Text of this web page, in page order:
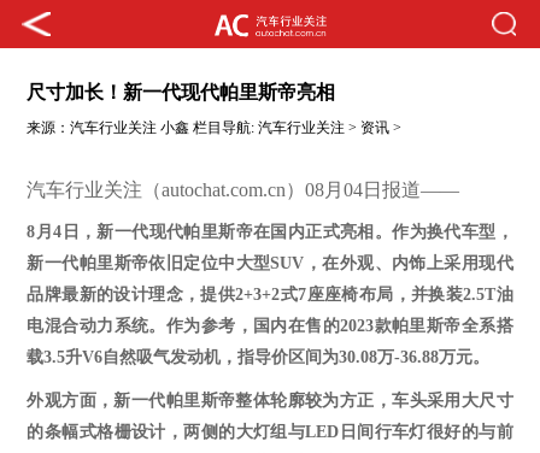
尺寸加长！新一代现代帕里斯帝亮相
来源：汽车行业关注 小鑫 栏目导航:汽车行业关注 > 资讯 >
汽车行业关注（autochat.com.cn）08月04日报道——
8月4日，新一代现代帕里斯帝在国内正式亮相。作为换代车型，
新一代帕里斯帝依旧定位中大型SUV，在外观、内饰上采用现代
品牌最新的设计理念 ，提供2+3+2式7座座椅布局，并换装2.5T油
电混合动力系统。作为参考，国内在售的2023款帕里斯帝全系搭
载3.5升V6自然吸气发动机，指导价区间为30.08万-36.88万元。
外观方面，新一代帕里斯帝整体轮廓较为方正，车头采用大尺寸
的条幅式格栅设计，两侧的大灯组与LED日间行车灯很好的与前